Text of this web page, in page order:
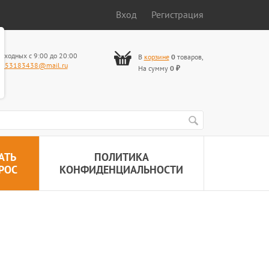
Вход Регистрация
с 9:00 до 20:00
В корзине 0товаров,
На сумму 0 ₽
ПОЛИТИКА
КОНФИДЕНЦИАЛЬНОСТИ